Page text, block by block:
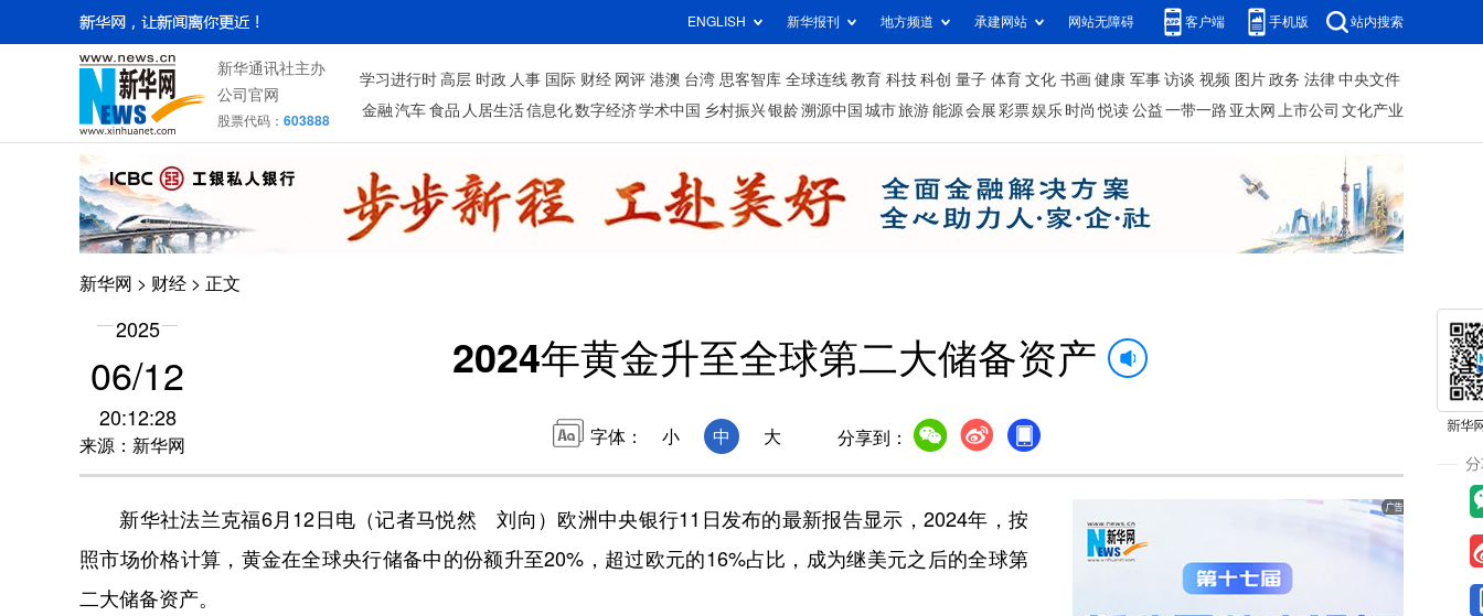
ENGLISH 新华报刊 地方频道 承建网站 网站无障碍 客户端 手机版 站内搜索
新华通讯社主办
公司官网
股票代码： 603888
学习进行时 高层 时政 人事 国际 财经 网评 港澳 台湾 思客智库 全球连线 教育 科技 科创 量子 体育 文化 书画 健康 军事 访谈 视频 图片 政务 法律 中央文件
金融 汽车 食品 人居生活信息化数字经济学术中国 乡村振兴银龄溯源中国 城市旅游 能源 会展 彩票娱乐 时尚 悦读 公益 一带一路 亚太网 上市公司 文化产业
新华网 > 财经 > 正文
2025
06/12
20:12:28
来源：新华网
2024年黄金升至全球第二大储备资产
字体： 小 中 大 分享到：
新华社法兰克福6月12日电（记者马悦然 刘向）欧洲中央银行11日发布的最新报告显示，2024年，按
照市场价格计算，黄金在全球央行储备中的份额升至20%，超过欧元的16%占比，成为继美元之后的全球第
二大储备资产。